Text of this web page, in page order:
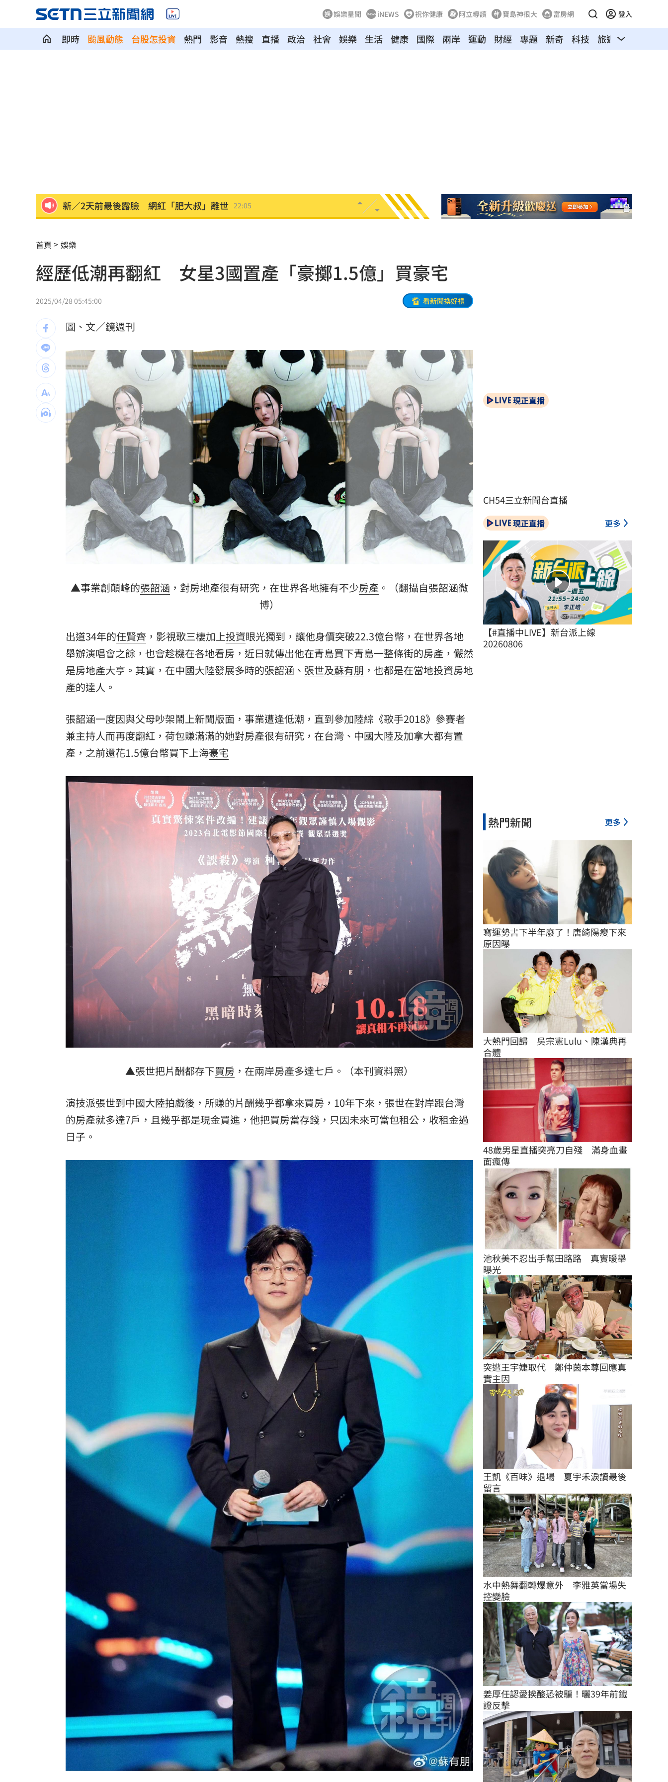
娛樂星聞 iNEWS 祝你健康 阿立導讀 寶島神很大 富房網 登入
即時 颱風動態 台股怎投資 熱門 影音 熱搜 直播 政治 社會 娛樂 生活 健康 國際 兩岸 運動 財經 專題 新奇 科技 旅遊 汽車
地方高官16歲女偷約男網友 遭性虐拍裸照 21:57
媽媽帶孩童偷辣椒罐 業者：一看是慣竊
SpaceX9億股解禁潮來襲 估恐引爆賣壓 21:49
羅志祥戲份遭重砍 回應：有存在感就好
王祖賢現蹤機場！踩4萬CHANEL真實狀態曝
射頻器材全卡關 他：NCC卡越久越多人受害 21:43
新／美股開盤費半下挫 台指期失守44000點 21:42
黃禎憲診所挺蔣舊照遭出征！老病患不忍了 21:41
陳傑憲炸裂2分砲 統一狂掃13安痛宰味全 21:41
偷吃人妻挨告 小王反控她是時間管理大師 21:32
公車毒駕出事故？欣欣客運全員尿檢出爐！ 21:26
知名YouTuber命喪喬治亞 死因曝光 21:26
台灣彩券開獎直播中 20:31
LIVE三立+24小時直播 15:27
理想混蛋號召粉絲跨海追星吃美食！ 18:15
首頁 娛樂
經歷低潮再翻紅 女星3國置產「豪擲1.5億」買豪宅
2025/04/28 05:45:00 看新聞換好禮
圖、文／鏡週刊
▲事業創顛峰的張韶涵 ，對房地產很有研究，在世界各地擁有不少房產 。（翻攝自張韶涵微
博）
出道34年的任賢齊 ，影視歌三棲加上投資眼光獨到，讓他身價突破22.3億台幣，在世界各地
舉辦演唱會之餘，也會趁機在各地看房，近日就傳出他在青島買下青島一整條街的房產，儼然
是房地產大亨。其實，在中國大陸發展多時的張韶涵、 張世及蘇有朋 ，也都是在當地投資房地
產的達人。
張韶涵一度因與父母吵架鬧上新聞版面，事業遭逢低潮，直到參加陸綜《歌手2018》參賽者
兼主持人而再度翻紅，荷包賺滿滿的她對房產很有研究，在台灣、中國大陸及加拿大都有置
產，之前還花1.5億台幣買下上海豪宅
▲張世把片酬都存下買房 ，在兩岸房產多達七戶。（本刊資料照）
演技派張世到中國大陸拍戲後，所賺的片酬幾乎都拿來買房，10年下來，張世在對岸跟台灣
的房產就多達7戶，且幾乎都是現金買進，他把買房當存錢，只因未來可當包租公，收租金過
日子。
現正直播
CH54三立新聞台直播
現正直播 更多
【#直播中LIVE】新台派上線
20260806
熱門新聞 更多
寫運勢書下半年廢了！唐綺陽瘦下來
原因曝
大熱門回歸　吳宗憲Lulu、陳漢典再
合體
48歲男星直播突亮刀自殘　滿身血畫
面瘋傳
池秋美不忍出手幫田路路　真實暖舉
曝光
突遭王宇婕取代　鄭仲茵本尊回應真
實主因
王凱《百味》退場　夏宇禾淚讀最後
留言
水中熱舞翻轉爆意外　李雅英當場失
控變臉
姜厚任認愛挨酸恐被騙！曬39年前鐵
證反擊